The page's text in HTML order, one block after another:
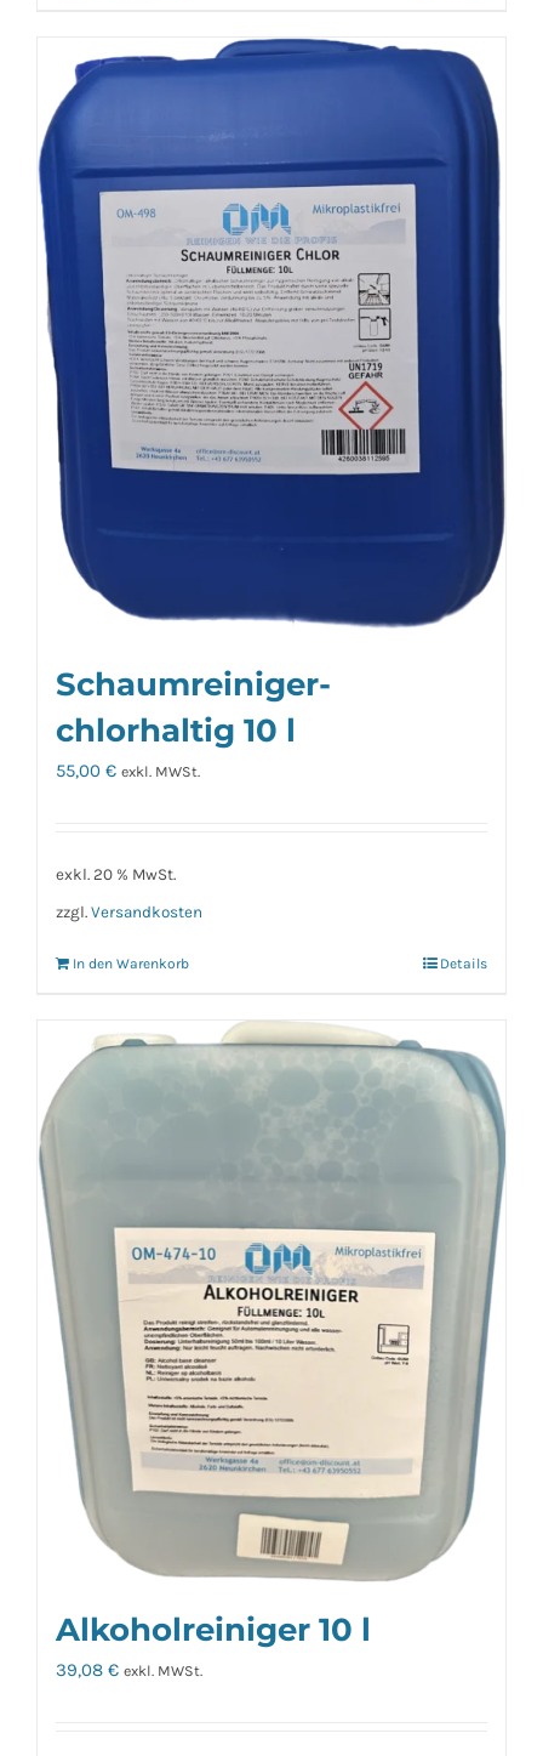
Schaumreiniger-
chlorhaltig 10 l
55,00 € exkl. MWSt.
exkl. 20 % MwSt.
zzgl. Versandkosten
In den Warenkorb Details
Alkoholreiniger 10 l
39,08 € exkl. MWSt.